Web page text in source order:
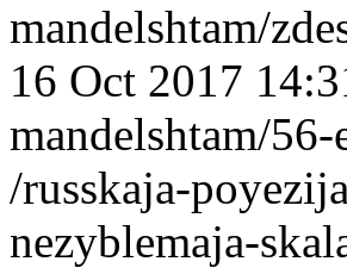
mandelshtam/
16 Oct 2017
mandelshtam/
/russkaja-
nezyblemaja-